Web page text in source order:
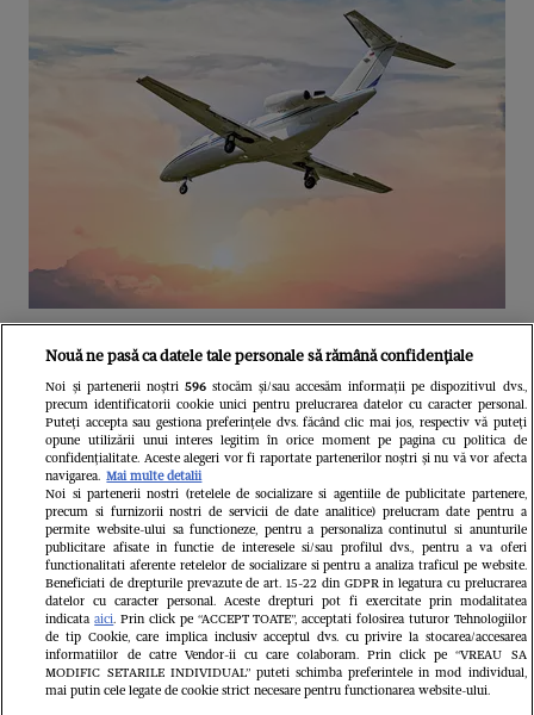
Unul dintre cele mai folosite
aeroporturi din Europa își închide
complet porțile timp de trei luni.
Milioane de pasageri, afectați
Nouă ne pasă ca datele tale personale să rămână confidențiale
Noi și partenerii noștri 596stocăm și/sau accesăm informații pe dispozitivul dvs.,
precum identificatorii cookie unici pentru prelucrarea datelor cu caracter personal.
Puteți accepta sau gestiona preferințele dvs. făcând clic mai jos, respectiv vă puteți
opune utilizării unui interes legitim în orice moment pe pagina cu politica de
confidențialitate. Aceste alegeri vor fi raportate partenerilor noștri și nu vă vor afecta
navigarea. Mai multe detalii
Noi si partenerii nostri (retelele de socializare si agentiile de publicitate partenere,
precum si furnizorii nostri de servicii de date analitice) prelucram date pentru a
permite website-ului sa functioneze, pentru a personaliza continutul si anunturile
publicitare afisate in functie de interesele si/sau profilul dvs., pentru a va oferi
functionalitati aferente retelelor de socializare si pentru a analiza traficul pe website.
Beneficiati de drepturile prevazute de art. 15-22 din GDPR in legatura cu prelucrarea
datelor cu caracter personal. Aceste drepturi pot fi exercitate prin modalitatea
indicataaici. Prin click pe “ACCEPT TOATE”, acceptati folosirea tuturor Tehnologiilor
de tip Cookie, care implica inclusiv acceptul dvs. cu privire la stocarea/accesarea
informatiilor de catre Vendor-ii cu care colaboram. Prin click pe “VREAU SA
MODIFIC SETARILE INDIVIDUAL” puteti schimba preferintele in mod individual,
mai putin cele legate de cookie strict necesare pentru functionarea website-ului.